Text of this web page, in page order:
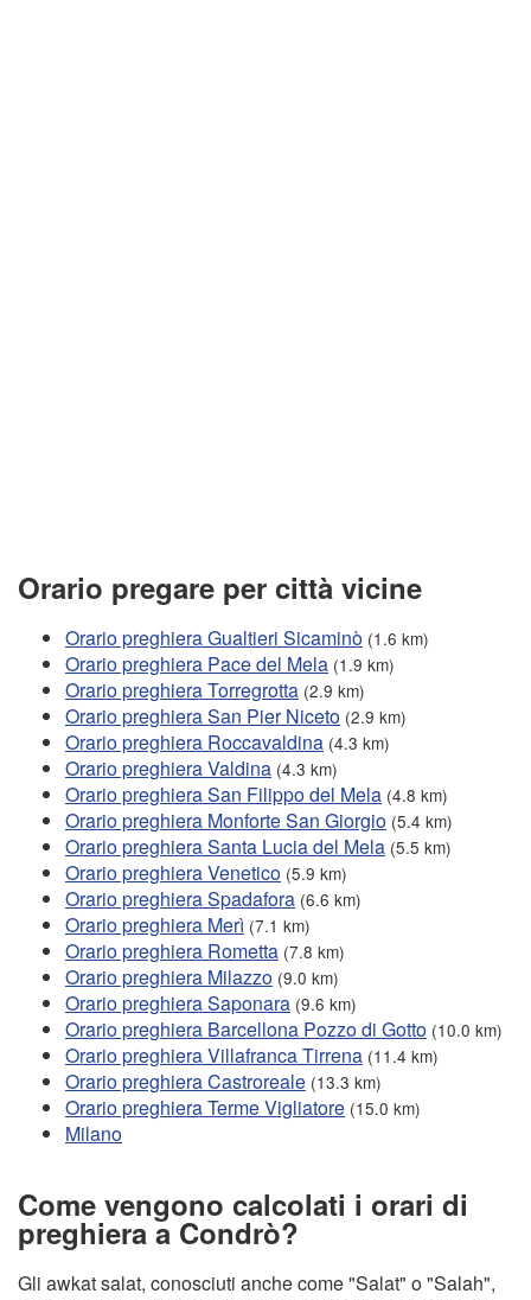
Orario pregare per città vicine
Orario preghiera Gualtieri Sicaminò (1.6 km)
Orario preghiera Pace del Mela (1.9 km)
Orario preghiera Torregrotta (2.9 km)
Orario preghiera San Pier Niceto (2.9 km)
Orario preghiera Roccavaldina (4.3 km)
Orario preghiera Valdina (4.3 km)
Orario preghiera San Filippo del Mela (4.8 km)
Orario preghiera Monforte San Giorgio (5.4 km)
Orario preghiera Santa Lucia del Mela (5.5 km)
Orario preghiera Venetico (5.9 km)
Orario preghiera Spadafora (6.6 km)
Orario preghiera Merì (7.1 km)
Orario preghiera Rometta (7.8 km)
Orario preghiera Milazzo (9.0 km)
Orario preghiera Saponara (9.6 km)
Orario preghiera Barcellona Pozzo di Gotto (10.0 km)
Orario preghiera Villafranca Tirrena (11.4 km)
Orario preghiera Castroreale (13.3 km)
Orario preghiera Terme Vigliatore (15.0 km)
Milano
Come vengono calcolati i orari di
preghiera a Condrò?
Gli awkat salat, conosciuti anche come "Salat" o "Salah",